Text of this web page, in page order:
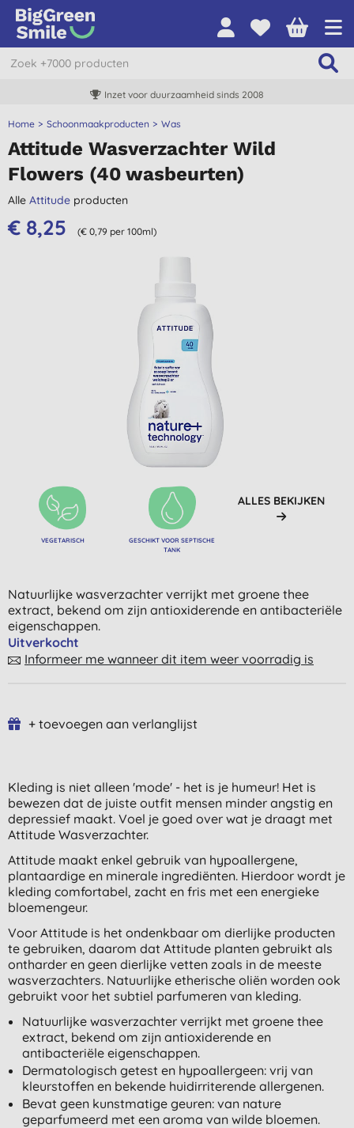
Inzet voor duurzaamheid sinds 2008
Home Schoonmaakproducten Was
Attitude Wasverzachter Wild
Flowers (40 wasbeurten)
Alle Attitude producten
€ 8,25 (€ 0,79 per 100ml)
VEGETARISCH
GESCHIKT VOOR SEPTISCHE
TANK
ALLES BEKIJKEN
Natuurlijke wasverzachter verrijkt met groene thee
extract, bekend om zijn antioxiderende en antibacteriële
eigenschappen.
Uitverkocht
Informeer me wanneer dit item weer voorradig is
+ toevoegen aan verlanglijst
Kleding is niet alleen 'mode' - het is je humeur! Het is
bewezen dat de juiste outfit mensen minder angstig en
depressief maakt. Voel je goed over wat je draagt met
Attitude Wasverzachter.
Attitude maakt enkel gebruik van hypoallergene,
plantaardige en minerale ingrediënten. Hierdoor wordt je
kleding comfortabel, zacht en fris met een energieke
bloemengeur.
Voor Attitude is het ondenkbaar om dierlijke producten
te gebruiken, daarom dat Attitude planten gebruikt als
ontharder en geen dierlijke vetten zoals in de meeste
wasverzachters. Natuurlijke etherische oliën worden ook
gebruikt voor het subtiel parfumeren van kleding.
Natuurlijke wasverzachter verrijkt met groene thee
extract, bekend om zijn antioxiderende en
antibacteriële eigenschappen.
Dermatologisch getest en hypoallergeen: vrij van
kleurstoffen en bekende huidirriterende allergenen.
Bevat geen kunstmatige geuren: van nature
geparfumeerd met een aroma van wilde bloemen.